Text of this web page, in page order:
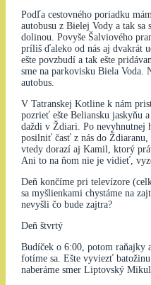
Podľa cestovného poriadku
autobusu z Bielej Vody a tak
dolinou. Povyše Šalviového
príliš ďaleko od nás aj dvakrát
ešte povzbudí a tak ešte
sme na parkovisku Biela Voda.
autobus.
V Tatranskej Kotline k nám
pozrieť ešte Beliansku jaskyňu
daždi v Ždiari. Po nevyhnutnej
posilniť časť z nás do Ždiaranu,
vtedy dorazí aj Kamil, ktorý
Ani to na ňom nie je vidieť,
Deň končíme pri televízore
sa myšlienkami chystáme na
nevyšli čo bude zajtra?
Deň štvrtý
Budíček o 6:00, potom raňajky
fotíme sa. Ešte vyviezť
naberáme smer Liptovský